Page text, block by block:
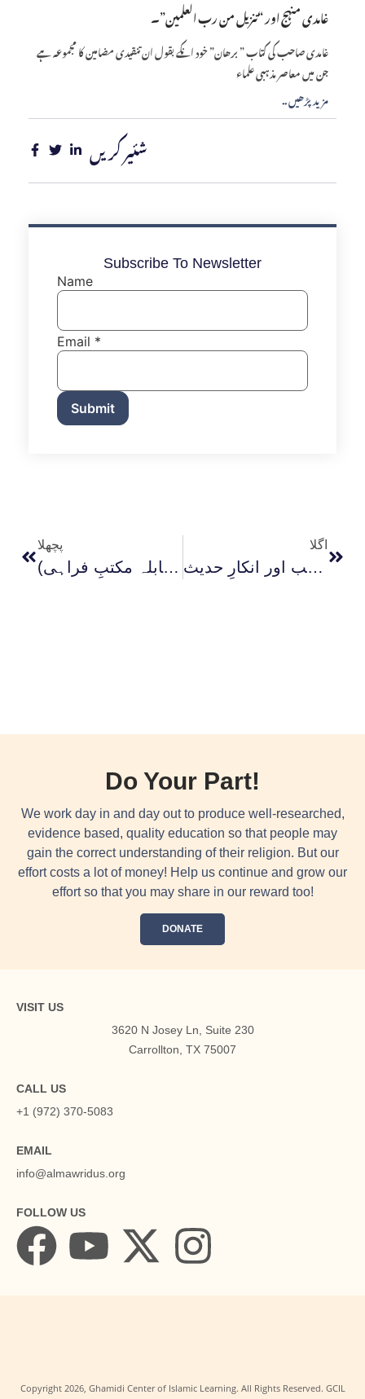
غامدی منہج اور “تنزیل من رب العلمین”۔
غامدی صاحب کی کتاب ” برھان” خود انکے بقول ان تنقیدی مضامین کا مجموعہ ہے
جن میں معاصر مذہبی علماء
.. مزید پڑھیں
شئیر کریں
Subscribe To Newsletter
Name
Email *
Submit
پچھلا
تصورِ بیان (اصولیین بمقابلہ مکتبِ فراہی)
اگلا
غامدی صاحب اور انکارِ حدیث
Do Your Part!
We work day in and day out to produce well-researched,
evidence based, quality education so that people may
gain the correct understanding of their religion. But our
effort costs a lot of money! Help us continue and grow our
effort so that you may share in our reward too!
DONATE
VISIT US
3620 N Josey Ln, Suite 230
Carrollton, TX 75007
CALL US
+1 (972) 370-5083
EMAIL
info@almawridus.org
FOLLOW US
Copyright 2026, Ghamidi Center of Islamic Learning. All Rights Reserved. GCIL